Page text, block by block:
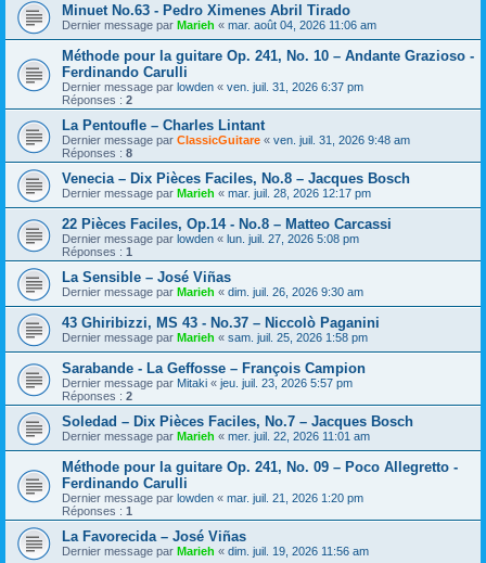
Minuet No.63 - Pedro Ximenes Abril Tirado
Dernier message par Marieh « mar. août 04, 2026 11:06 am
Méthode pour la guitare Op. 241, No. 10 – Andante Grazioso -
Ferdinando Carulli
Dernier message par lowden « ven. juil. 31, 2026 6:37 pm
Réponses : 2
La Pentoufle – Charles Lintant
Dernier message par ClassicGuitare « ven. juil. 31, 2026 9:48 am
Réponses : 8
Venecia – Dix Pièces Faciles, No.8 – Jacques Bosch
Dernier message par Marieh « mar. juil. 28, 2026 12:17 pm
22 Pièces Faciles, Op.14 - No.8 – Matteo Carcassi
Dernier message par lowden « lun. juil. 27, 2026 5:08 pm
Réponses : 1
La Sensible – José Viñas
Dernier message par Marieh « dim. juil. 26, 2026 9:30 am
43 Ghiribizzi, MS 43 - No.37 – Niccolò Paganini
Dernier message par Marieh « sam. juil. 25, 2026 1:58 pm
Sarabande - La Geffosse – François Campion
Dernier message par Mitaki « jeu. juil. 23, 2026 5:57 pm
Réponses : 2
Soledad – Dix Pièces Faciles, No.7 – Jacques Bosch
Dernier message par Marieh « mer. juil. 22, 2026 11:01 am
Méthode pour la guitare Op. 241, No. 09 – Poco Allegretto -
Ferdinando Carulli
Dernier message par lowden « mar. juil. 21, 2026 1:20 pm
Réponses : 1
La Favorecida – José Viñas
Dernier message par Marieh « dim. juil. 19, 2026 11:56 am